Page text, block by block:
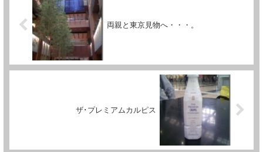
両親と東京見物へ・・・。
ザ･プレミアムカルピス